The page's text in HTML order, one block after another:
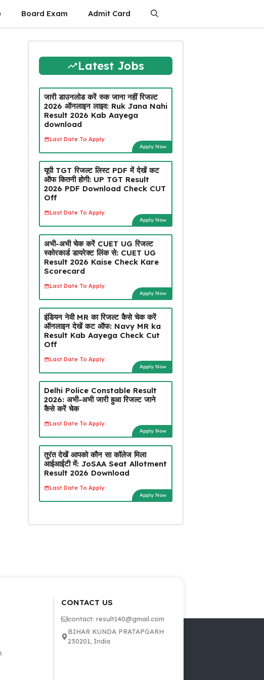
Board Exam Admit Card
Latest Jobs
जारी डाउनलोड करें रुक जाना नहीं रिजल्ट
2026 ऑनलाइन लाइव: Ruk Jana Nahi
Result 2026 Kab Aayega
download
Last Date To Apply:
Apply Now
यूपी TGT रिजल्ट लिस्ट PDF में देखें कट
ऑफ कितनी होगी: UP TGT Result
2026 PDF Download Check CUT
Off
Last Date To Apply:
Apply Now
अभी-अभी चेक करें CUET UG रिजल्ट
स्कोरकार्ड डायरेक्ट लिंक से: CUET UG
Result 2026 Kaise Check Kare
Scorecard
Last Date To Apply:
Apply Now
इंडियन नेवी MR का रिजल्ट कैसे चेक करें
ऑनलाइन देखें कट ऑफ: Navy MR ka
Result Kab Aayega Check Cut
Off
Last Date To Apply:
Apply Now
Delhi Police Constable Result
2026: अभी-अभी जारी हुआ रिजल्ट जाने
कैसे करें चेक
Last Date To Apply:
Apply Now
तुरंत देखें आपको कौन सा कॉलेज मिला
आईआईटी में: JoSAA Seat Allotment
Result 2026 Download
Last Date To Apply:
Apply Now
CONTACT US
contact: result140@gmail.com
BIHAR KUNDA PRATAPGARH
230201, India